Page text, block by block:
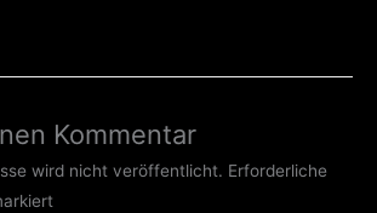
Kommentar
wird nicht veröffentlicht. Erforderliche